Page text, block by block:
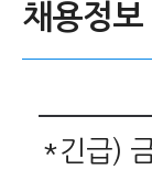
채용정보